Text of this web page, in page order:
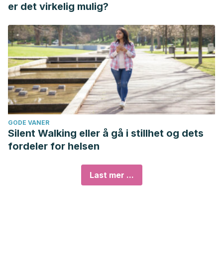
er det virkelig mulig?
GODE VANER
Silent Walking eller å gå i stillhet og dets
fordeler for helsen
Last mer ...